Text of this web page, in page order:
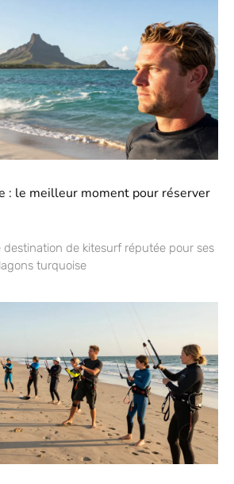
: le meilleur moment pour réserver
destination de kitesurf réputée pour ses
turquoise